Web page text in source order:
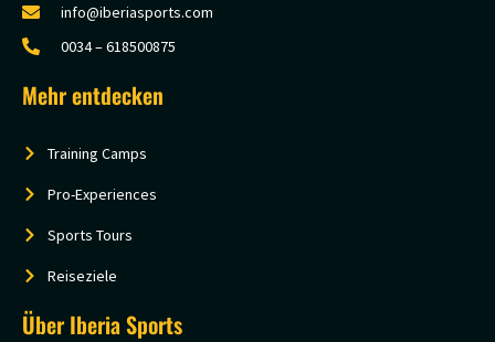
info@iberiasports.com
0034 – 618500875
Mehr entdecken
Training Camps
Pro-Experiences
Sports Tours
Reiseziele
Über Iberia Sports